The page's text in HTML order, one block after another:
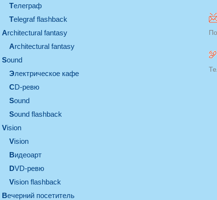
телеграф
Telegraf flashback
architectural fantasy
architectural fantasy
sound
электрическое кафе
CD-ревю
sound
Sound flashback
vision
vision
видеоарт
DVD-ревю
Vision flashback
вечерний посетитель